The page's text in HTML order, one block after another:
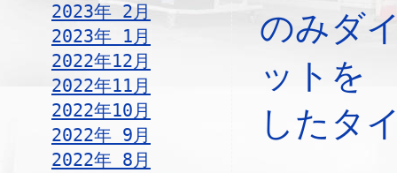
2023年 2月
2023年 1月
2022年12月
2022年11月
2022年10月
2022年 9月
2022年 8月
のみダ
ットを
したタ